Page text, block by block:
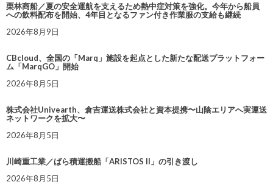
栗林商船／夏の安全運航を支えるため熱中症対策を強化。今年から船員
への飲料配布を開始、4年目となるファン付き作業服の支給も継続
2026年8月9日
CBcloud、全国の「Marq」施設を起点とした新たな配送プラットフォー
ム「MarqGO」開始
2026年8月5日
株式会社Univearth、倉吉運送株式会社と資本提携〜山陰エリアへ実運送
ネットワークを拡大〜
2026年8月5日
川崎重工業／ばら積運搬船「ARISTOS II」の引き渡し
2026年8月5日